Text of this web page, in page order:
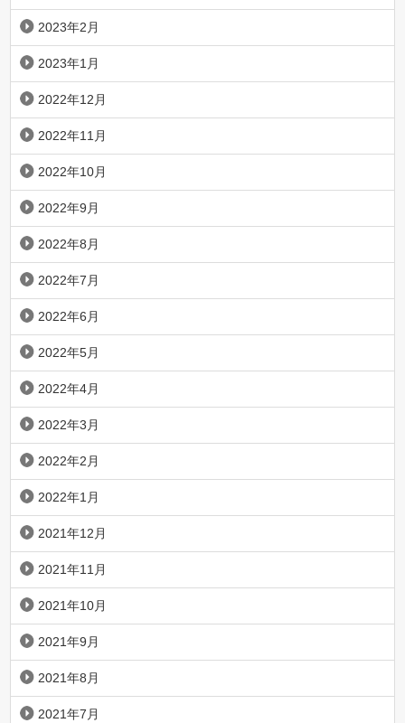
2023年2月
2023年1月
2022年12月
2022年11月
2022年10月
2022年9月
2022年8月
2022年7月
2022年6月
2022年5月
2022年4月
2022年3月
2022年2月
2022年1月
2021年12月
2021年11月
2021年10月
2021年9月
2021年8月
2021年7月